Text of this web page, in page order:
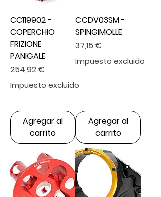
CC119902 -
COPERCHIO
FRIZIONE
PANIGALE
Precio
254,92 €
Impuesto excluido
Agregar al
carrito
CCDV03SM -
SPINGIMOLLE
Precio
37,15 €
Impuesto excluido
Agregar al
carrito